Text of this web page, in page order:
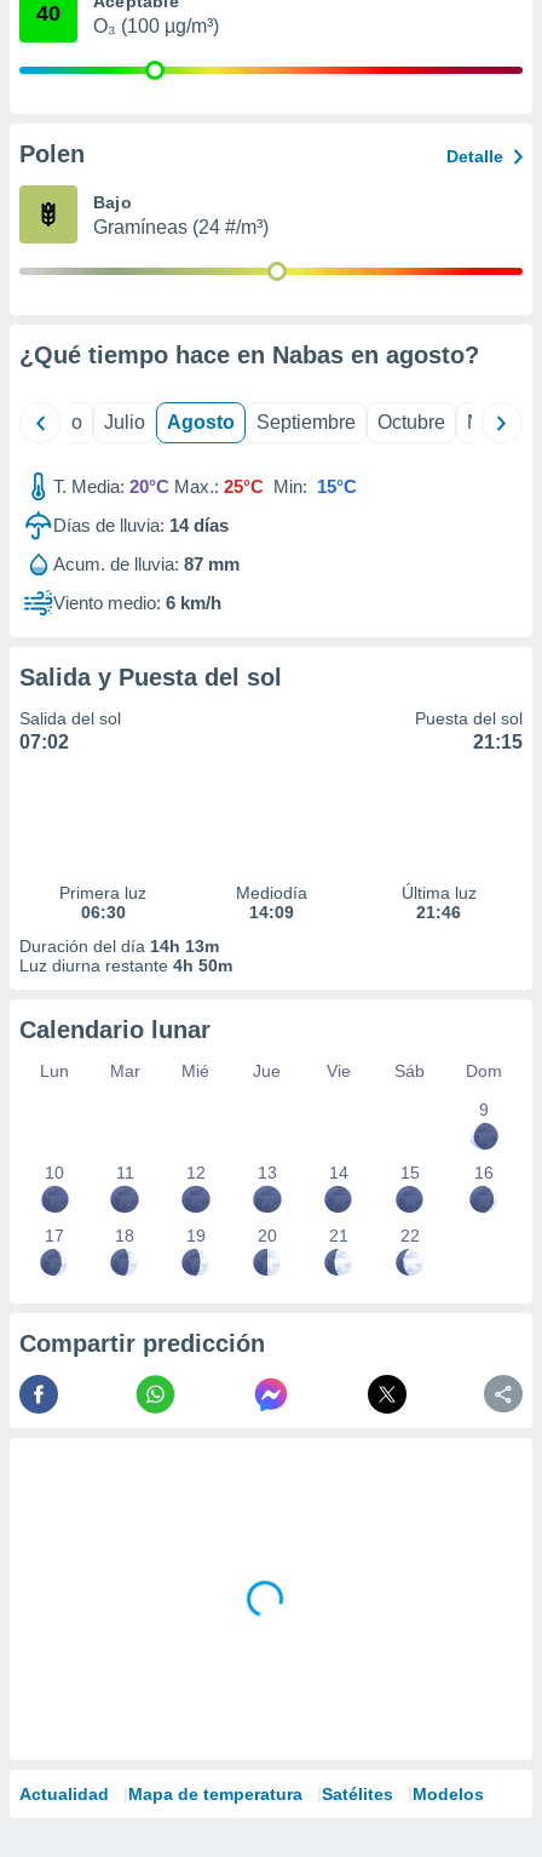
publicidad
de
1199
40
O₃ (100 µg/m³)
Polen Detalle
Bajo
Gramíneas (24 #/m³)
¿Qué tiempo hace en Nabas en agosto?
Junio Julio Agosto Septiembre Octubre
T. Media: 20°C Max.: 25°C Min: 15°C
Días de lluvia: 14días
Acum. de lluvia: 87 mm
Viento medio: 6 km/h
Salida y Puesta del sol
Salida del sol
07:02
Puesta del sol
21:15
Primera luz
06:30
Mediodía
14:09
Última luz
21:46
Duración del día 14h 13m
Luz diurna restante 4h 50m
Calendario lunar
Lun Mar Mié Jue Vie Sáb
Dom
9
10 11 12 13 14 15 16
17 18 19 20 21 22
Compartir predicción
Actualidad Mapa de temperatura Satélites Modelos